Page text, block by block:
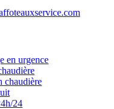
en urgence
chaudière
24